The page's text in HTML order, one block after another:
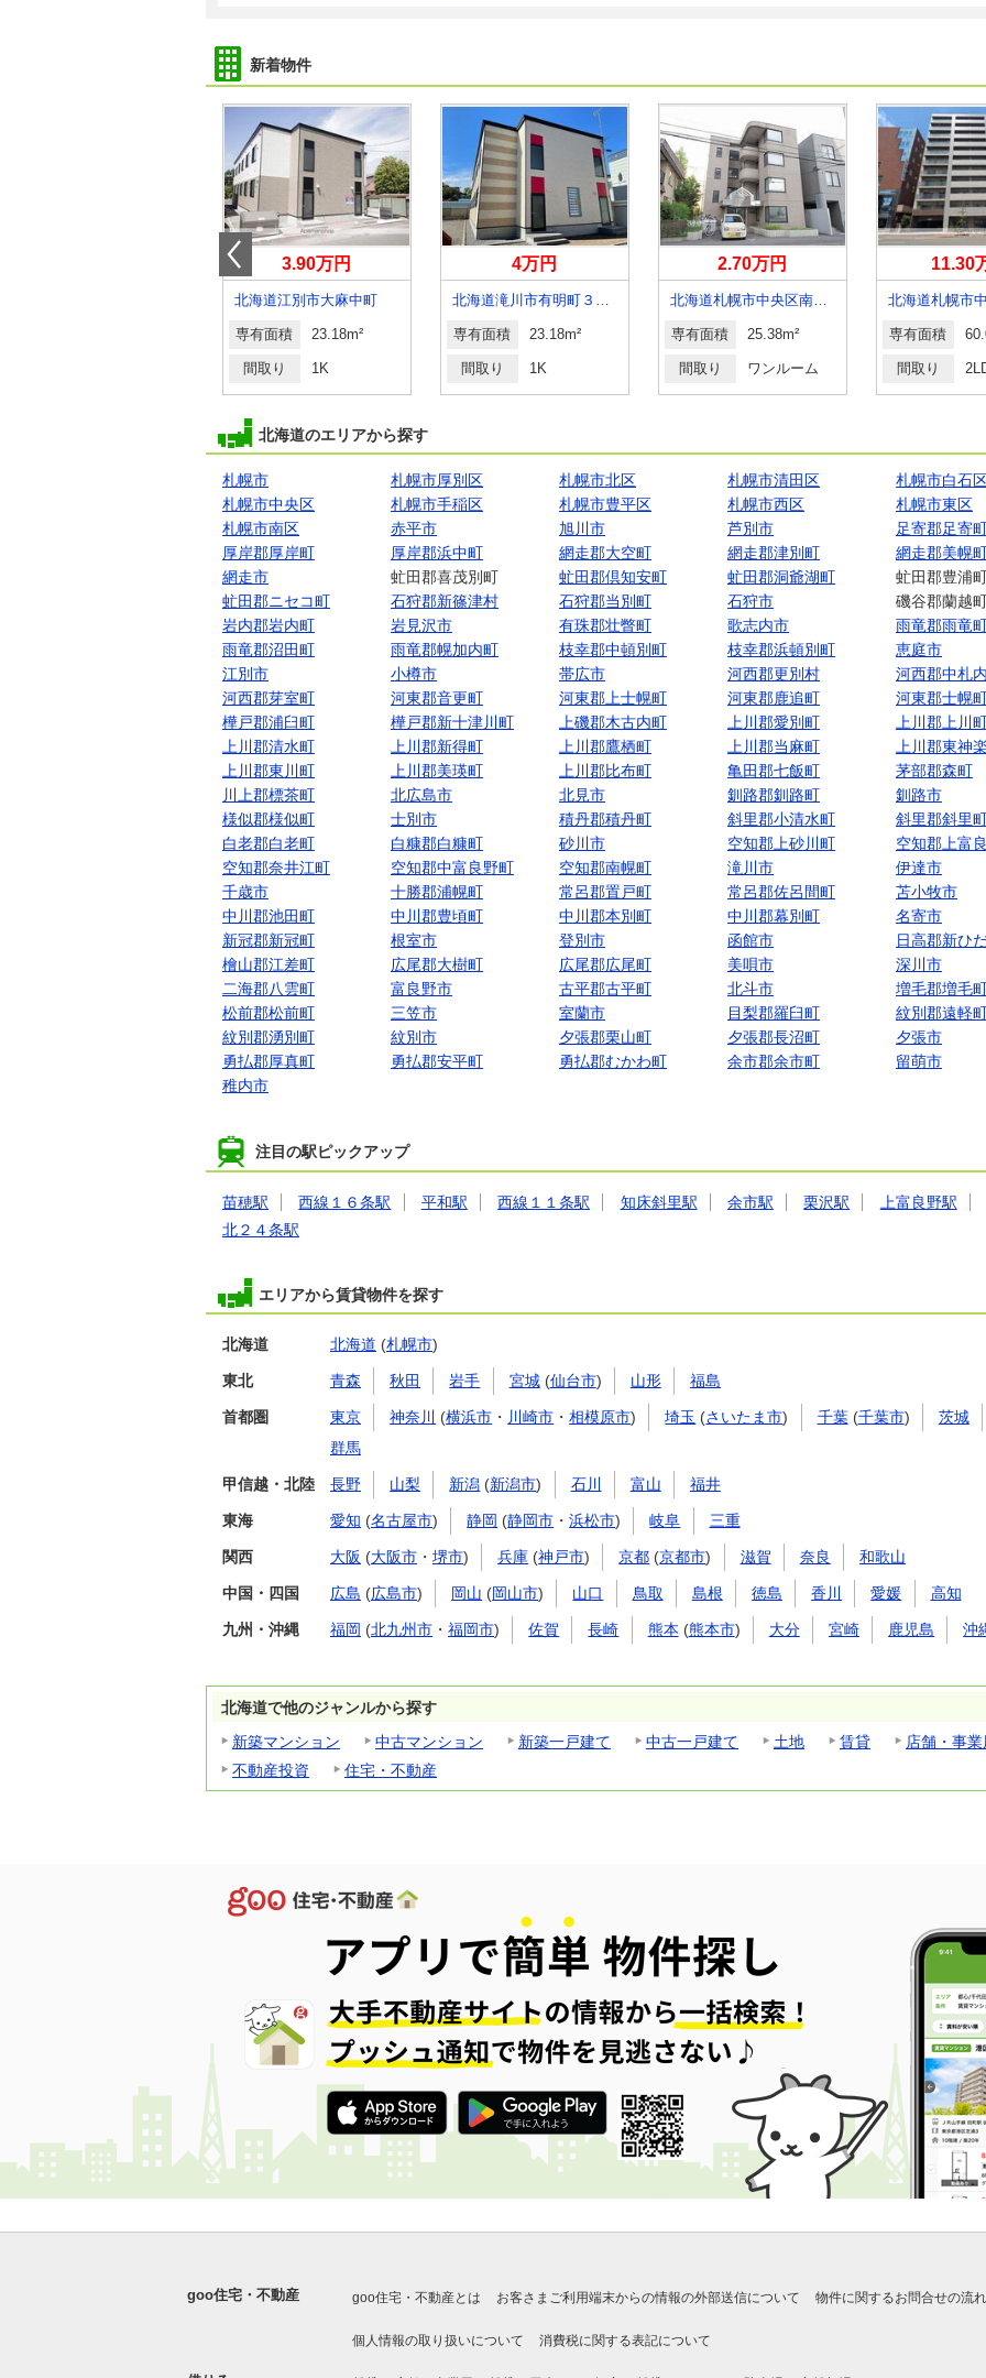
新着物件
3.90万円
北海道江別市大麻中町
専有面積 23.18m²
間取り 1K
4万円
北海道滝川市有明町３丁目
専有面積 23.18m²
間取り 1K
2.70万円
北海道札幌市中央区南四条西１５丁目
専有面積 25.38m²
間取り ワンルーム
11.30
専有面積
間取り
北海道のエリアから探す
札幌市 札幌市厚別区 札幌市北区 札幌市清田区
札幌市白石
札幌市中央区
札幌市手稲区 札幌市豊平区 札幌市西区
札幌市東区
札幌市南区
赤平市 旭川市 芦別市
足寄郡足寄
厚岸郡厚岸町
厚岸郡浜中町 網走郡大空町 網走郡津別町
網走郡美幌
網走市
虻田郡喜茂別町 虻田郡倶知安町 虻田郡洞爺湖町
虻田郡豊浦
虻田郡ニセコ町
石狩郡新篠津村 石狩郡当別町 石狩市
磯谷郡蘭越
岩内郡岩内町
岩見沢市 有珠郡壮瞥町 歌志内市
雨竜郡雨竜
雨竜郡沼田町
雨竜郡幌加内町 枝幸郡中頓別町 枝幸郡浜頓別町
恵庭市
江別市
小樽市 帯広市 河西郡更別村
河西郡中札
河西郡芽室町
河東郡音更町 河東郡上士幌町 河東郡鹿追町
河東郡士幌
樺戸郡浦臼町
樺戸郡新十津川町 上磯郡木古内町 上川郡愛別町
上川郡上川
上川郡清水町
上川郡新得町 上川郡鷹栖町 上川郡当麻町
上川郡東神
上川郡東川町
上川郡美瑛町 上川郡比布町 亀田郡七飯町
茅部郡森町
川上郡標茶町
北広島市 北見市 釧路郡釧路町
釧路市
様似郡様似町
士別市 積丹郡積丹町 斜里郡小清水町
斜里郡斜里
白老郡白老町
白糠郡白糠町 砂川市 空知郡上砂川町
空知郡上富
空知郡奈井江町
空知郡中富良野町 空知郡南幌町 滝川市
伊達市
千歳市
十勝郡浦幌町 常呂郡置戸町 常呂郡佐呂間町
苫小牧市
中川郡池田町
中川郡豊頃町 中川郡本別町 中川郡幕別町
名寄市
新冠郡新冠町
根室市 登別市 函館市
日高郡新ひ
檜山郡江差町
広尾郡大樹町 広尾郡広尾町 美唄市
深川市
二海郡八雲町
富良野市 古平郡古平町 北斗市
増毛郡増毛
松前郡松前町
三笠市 室蘭市 目梨郡羅臼町
紋別郡遠軽
紋別郡湧別町
紋別市 夕張郡栗山町 夕張郡長沼町
夕張市
勇払郡厚真町
勇払郡安平町 勇払郡むかわ町 余市郡余市町
留萌市
稚内市
注目の駅ピックアップ
苗穂駅 西線１６条駅 平和駅 西線１１条駅 知床斜里駅 余市駅 栗沢駅 上富良野駅
北２４条駅
エリアから賃貸物件を探す
北海道 北海道 (札幌市)
東北 青森 秋田 岩手 宮城(仙台市) 山形 福島
首都圏 東京 神奈川 (横浜市 ・ 川崎市 ・相模原市) 埼玉 (さいたま市) 千葉(千葉市) 茨城
群馬
甲信越・北陸 長野 山梨 新潟 (新潟市) 石川 富山 福井
東海 愛知 (名古屋市) 静岡 (静岡市 ・浜松市) 岐阜 三重
関西 大阪 (大阪市 ・ 堺市) 兵庫 (神戸市) 京都 (京都市) 滋賀 奈良 和歌山
中国・四国 広島 (広島市) 岡山 (岡山市) 山口 鳥取 島根 徳島 香川 愛媛 高知
九州・沖縄 福岡 (北九州市 ・ 福岡市) 佐賀 長崎 熊本 (熊本市) 大分 宮崎 鹿児島 沖
北海道で他のジャンルから探す
新築マンション
中古マンション 新築一戸建て 中古一戸建て 土地 賃貸
店舗・事業
不動産投資
住宅・不動産
goo住宅・不動産 goo住宅・不動産とは お客さまご利用端末からの情報の外部送信について 物件に関するお問合せの流れ
個人情報の取り扱いについて 消費税に関する表記について